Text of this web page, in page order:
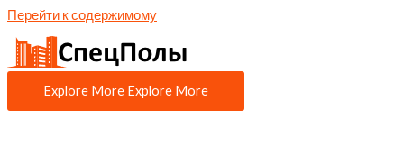
Перейти к содержимому
Explore More Explore More